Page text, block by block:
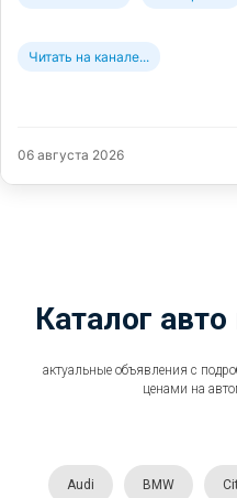
Читать на канале...
06 августа 2026
Каталог
актуальные объявления с
ценами на
Audi BMW